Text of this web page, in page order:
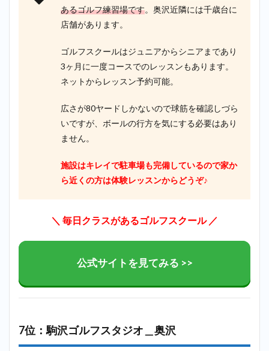
あるゴルフ練習場です。奥沢近隣には千歳台に
店舗があります。
ゴルフスクールはジュニアからシニアまであり
3ヶ月に一度コースでのレッスンもあります。
ネットからレッスン予約可能。
広さが80ヤードしかないので球筋を確認しづら
いですが、ボールの行方を気にする必要はあり
ません。
施設はキレイで駐車場も完備しているので家か
ら近くの方は体験レッスンからどうぞ♪
＼ 毎日クラスがあるゴルフスクール ／
公式サイトを見てみる >>
7位：駒沢ゴルフスタジオ＿奥沢